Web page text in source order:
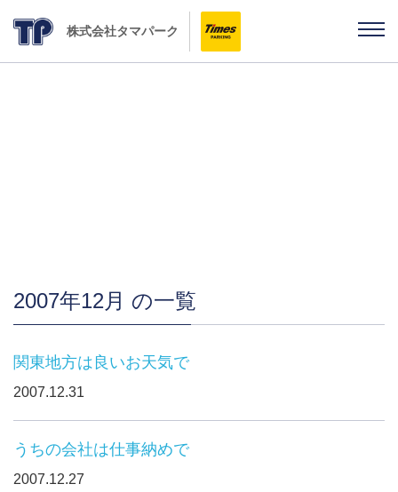
株式会社タマパーク
2007年12月 の一覧
関東地方は良いお天気で
2007.12.31
うちの会社は仕事納めで
2007.12.27